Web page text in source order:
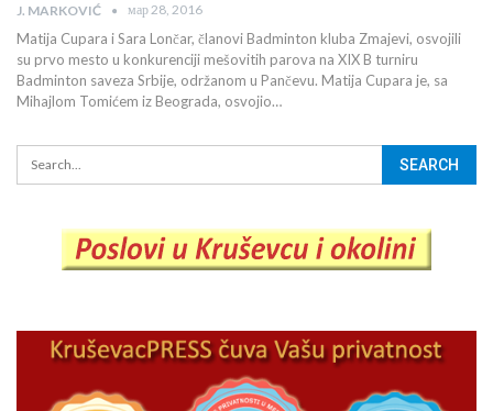
J. MARKOVIĆ мар 28, 2016
Matija Cupara i Sara Lončar, članovi Badminton kluba Zmajevi, osvojili
su prvo mesto u konkurenciji mešovitih parova na XIX B turniru
Badminton saveza Srbije, održanom u Pančevu. Matija Cupara je, sa
Mihajlom Tomićem iz Beograda, osvojio…